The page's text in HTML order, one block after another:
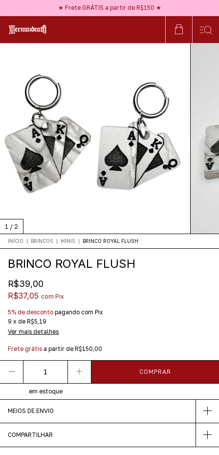
★ Frete GRÁTIS a partir de R$150 ★
★ Use NEWBLOOD na 1ª compra ★
1 / 2
INÍCIO | BRINCOS | MINIS | BRINCO ROYAL FLUSH
BRINCO ROYAL FLUSH
R$39,00
R$37,05 com Pix
5% de desconto pagando com Pix
9 x de R$5,19
Ver mais detalhes
Frete grátis a partir de R$150,00
em estoque
MEIOS DE ENVIO
COMPARTILHAR